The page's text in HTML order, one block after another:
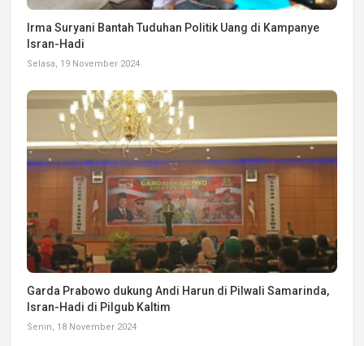
Irma Suryani Bantah Tuduhan Politik Uang di Kampanye
Isran-Hadi
Selasa, 19 November 2024
Garda Prabowo dukung Andi Harun di Pilwali Samarinda,
Isran-Hadi di Pilgub Kaltim
Senin, 18 November 2024